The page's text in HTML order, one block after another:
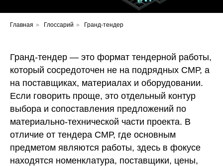
Главная » Глоссарий » Гранд-тендер
Гранд-тендер — это формат тендерной работы,
который сосредоточен не на подрядных СМР, а
на поставщиках, материалах и оборудовании.
Если говорить проще, это отдельный контур
выбора и сопоставления предложений по
материально-технической части проекта. В
отличие от тендера СМР, где основным
предметом являются работы, здесь в фокусе
находятся номенклатура, поставщики, цены,